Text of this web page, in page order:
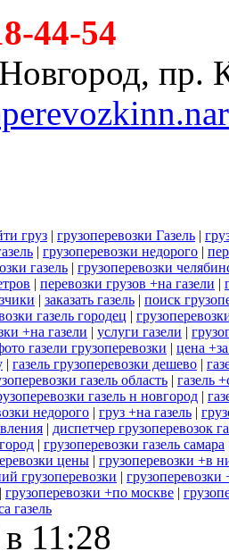
44-54
пр.
груз | грузоперевозки Газель |
| грузоперевозки недорого |
газель | грузоперевозки
| перевозки грузов +на газели |
| заказать газель | поиск
газель городец |
+на газели | услуги газели |
газели грузоперевозки | цена
| газель грузоперевозки дешево |
газель область | газель
газель н новгород |
недорого | груз +на газель |
| диспетчер грузоперевозок
| грузоперевозки газель самара
цены | грузоперевозки +в
грузоперевозки | грузоперевозки
| грузоперевозки +по москве |
газель
11:28